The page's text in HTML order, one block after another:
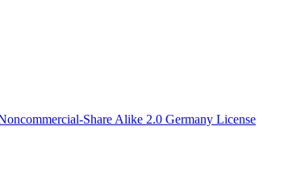
Share Alike 2.0 Germany License